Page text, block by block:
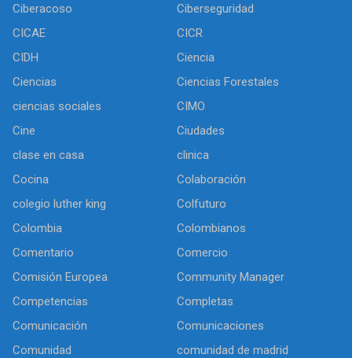
Ciberacoso
Ciberseguridad
CICAE
CICR
CIDH
Ciencia
Ciencias
Ciencias Forestales
ciencias sociales
CIMO
Cine
Ciudades
clase en casa
clinica
Cocina
Colaboración
colegio luther king
Colfuturo
Colombia
Colombianos
Comentario
Comercio
Comisión Europea
Community Manager
Competencias
Completas
Comunicación
Comunicaciones
Comunidad
comunidad de madrid